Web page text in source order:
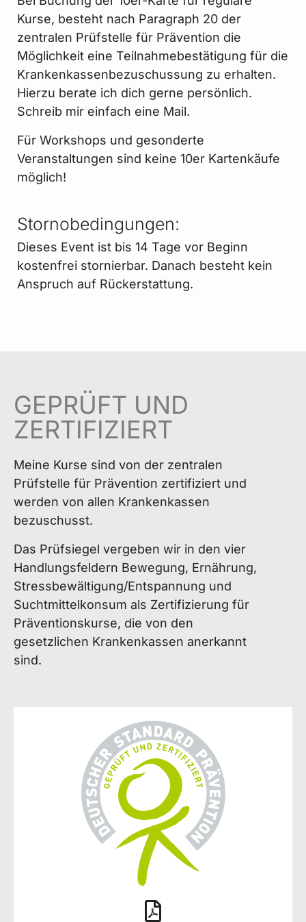
Kurse, besteht nach Paragraph 20 der
zentralen Prüfstelle für Prävention die
Möglichkeit eine Teilnahmebestätigung für die
Krankenkassenbezuschussung zu erhalten.
Hierzu berate ich dich gerne persönlich.
Schreib mir einfach eine Mail.
Für Workshops und gesonderte
Veranstaltungen sind keine 10er Kartenkäufe
möglich!
Stornobedingungen:
Dieses Event ist bis 14 Tage vor Beginn
kostenfrei stornierbar. Danach besteht kein
Anspruch auf Rückerstattung.
GEPRÜFT UND
ZERTIFIZIERT
Meine Kurse sind von der zentralen
Prüfstelle für Prävention zertifiziert und
werden von allen Krankenkassen
bezuschusst.
Das Prüfsiegel vergeben wir in den vier
Handlungs­feldern Bewegung, Ernährung,
Stressbewältigung/Entspannung und
Suchtmittel­konsum als Zertifizierung für
Präventionskurse, die von den
gesetzlichen Krankenkassen anerkannt
sind.